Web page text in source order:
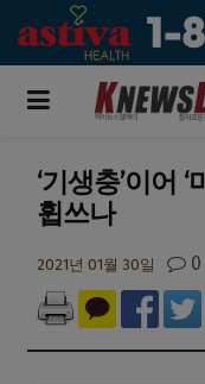
‘기생충’이어
휩쓰나
2021년 01월 30일 0